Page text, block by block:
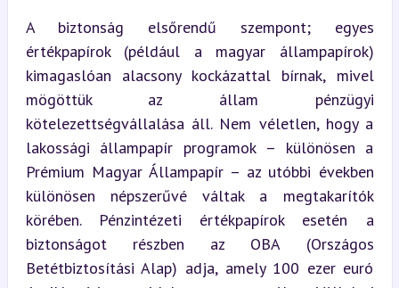
A biztonság elsőrendű szempont; egyes
értékpapírok (például a magyar állampapírok)
kimagaslóan alacsony kockázattal bírnak, mivel
mögöttük az állam pénzügyi
kötelezettségvállalása áll. Nem véletlen, hogy a
lakossági állampapír programok – különösen a
Prémium Magyar Állampapír – az utóbbi években
különösen népszerűvé váltak a megtakarítók
körében. Pénzintézeti értékpapírok esetén a
biztonságot részben az OBA (Országos
Betétbiztosítási Alap) adja, amely 100 ezer euró